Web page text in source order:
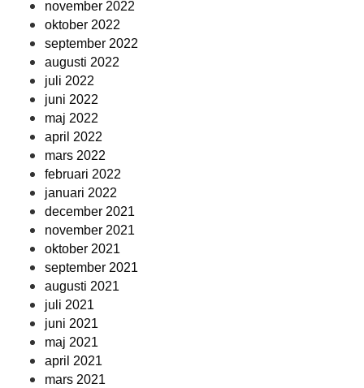
november 2022
oktober 2022
september 2022
augusti 2022
juli 2022
juni 2022
maj 2022
april 2022
mars 2022
februari 2022
januari 2022
december 2021
november 2021
oktober 2021
september 2021
augusti 2021
juli 2021
juni 2021
maj 2021
april 2021
mars 2021